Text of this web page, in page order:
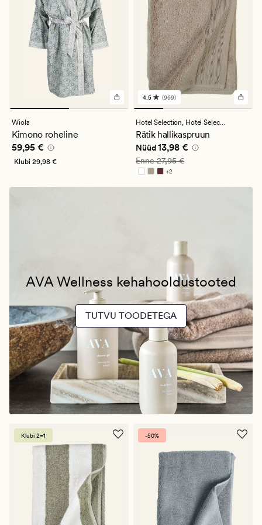
Wiola
Kimono roheline
Pris_ee 59,95 €
59,95 €
Klubi 29,98 €
969
arvustust
keskmise
hinnanguga
4.5
4.5 (969)
Hotel Selection, Hotel Selection
Rätik hallikaspruun
Nåværende pris_ee
Nüüd13,98 €
Vanlig pris_ee
Enne27,95 €
+2
Saadaval rohkemates värvitoonides
AVA Wellness kehahooldustooted
TUTVU TOODETEGA
Klubi 2=1 -50%